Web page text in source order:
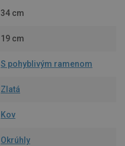
34 cm
19 cm
S pohyblivým ramenom
Zlatá
Kov
Okrúhly